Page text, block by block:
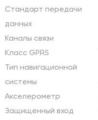
Стандарт передачи
данных
Каналы связи
Класс GPRS
Тип навигационной
системы
Акселерометр
Защищенный вход